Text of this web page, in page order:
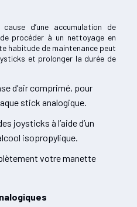
d’une accumulation de
procéder à un nettoyage en
habitude de maintenance peut
et prolonger la durée de
d’air comprimé, pour
stick analogique.
joysticks à l’aide d’un
isopropylique.
votre manette